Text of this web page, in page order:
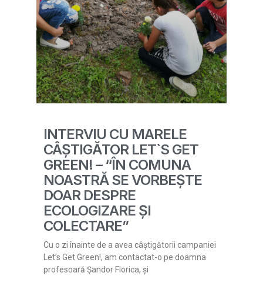
INTERVIU CU MARELE
CÂȘTIGĂTOR LET`S GET
GREEN! – “ÎN COMUNA
NOASTRĂ SE VORBEȘTE
DOAR DESPRE
ECOLOGIZARE ȘI
COLECTARE”
Cu o zi înainte de a avea câștigătorii campaniei
Let’s Get Green!, am contactat-o pe doamna
profesoară Șandor Florica, și